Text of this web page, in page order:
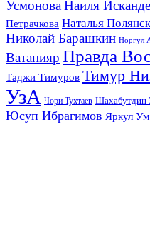
УсмоноваНаиля
Петрачкова Наталья
Николай Барашкин Норгул
Ватанияр Правда
Таджи Тимуров Тимур
УзА Чори Тухтаев Шахабутдин
Юсуп Ибрагимов Яркул